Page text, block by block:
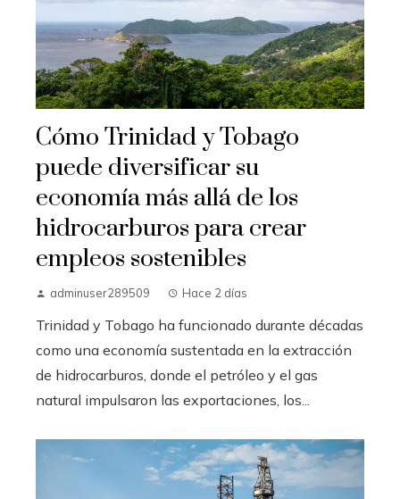
Cómo Trinidad y Tobago
puede diversificar su
economía más allá de los
hidrocarburos para crear
empleos sostenibles
adminuser289509 Hace 2 días
Trinidad y Tobago ha funcionado durante décadas
como una economía sustentada en la extracción
de hidrocarburos, donde el petróleo y el gas
natural impulsaron las exportaciones, los...